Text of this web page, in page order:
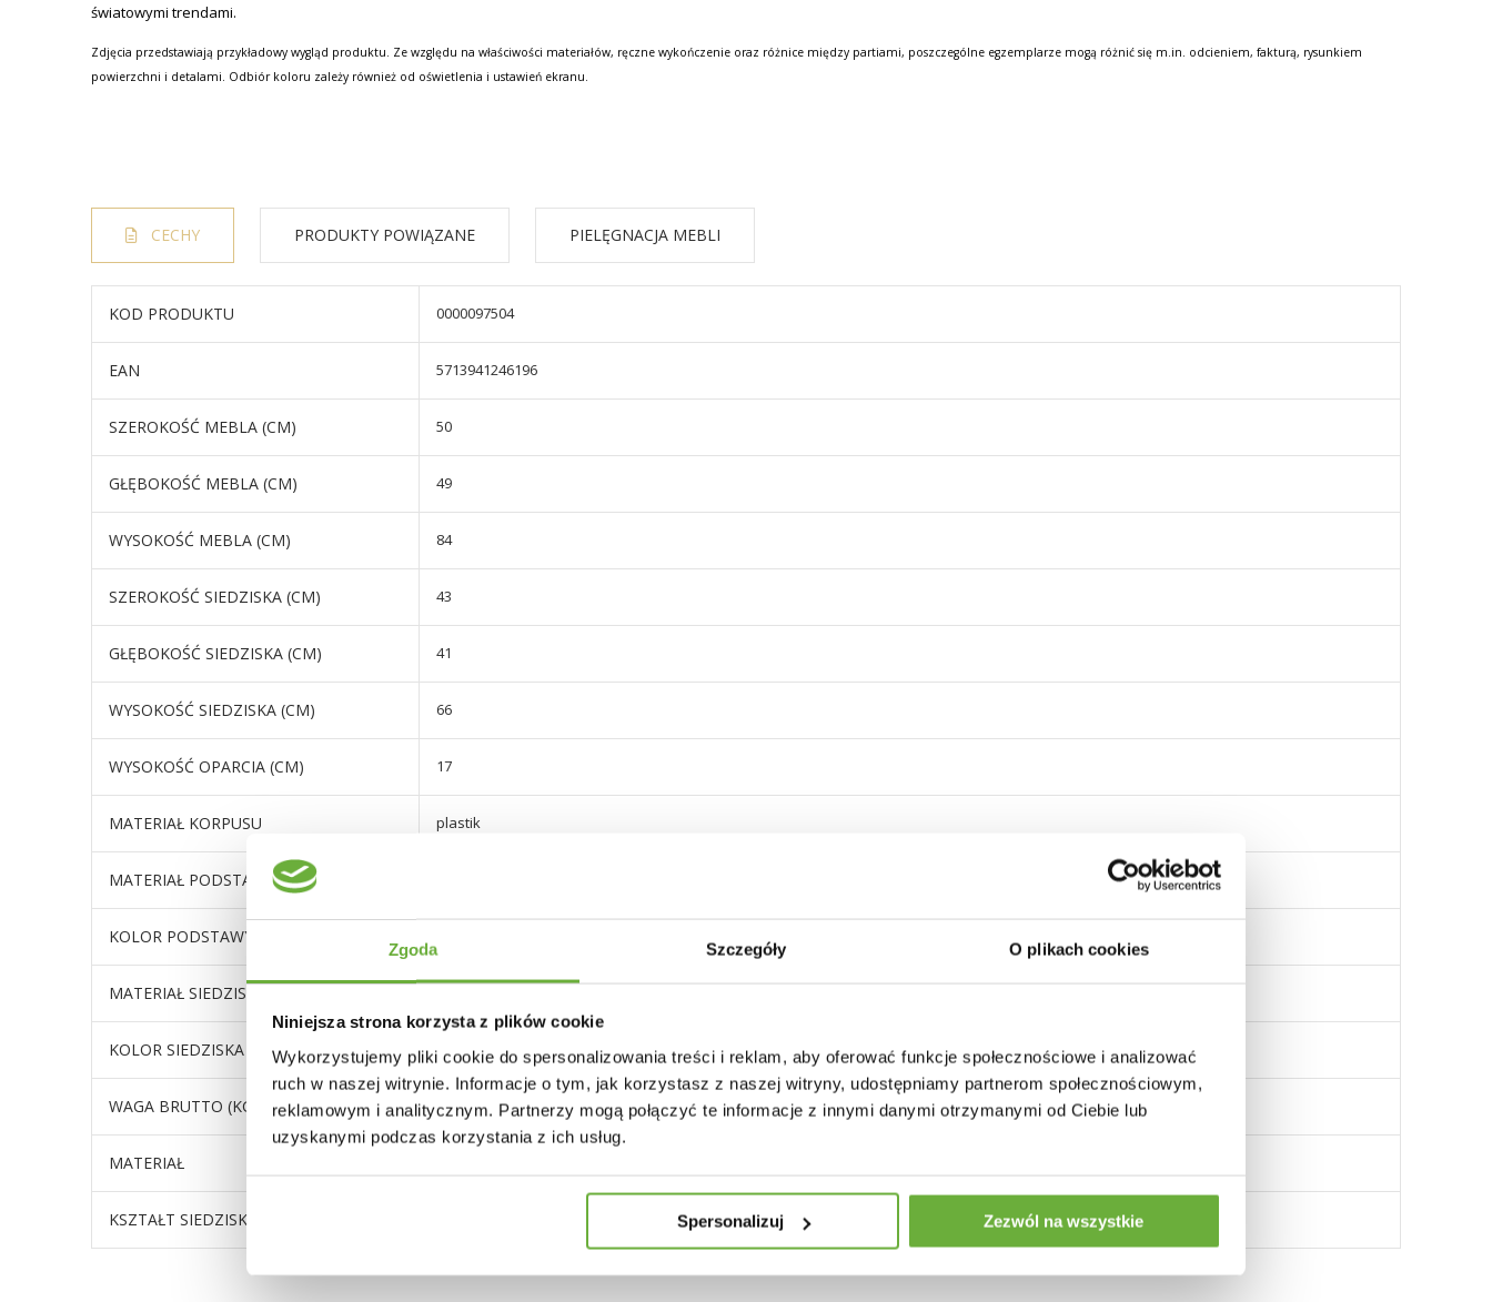
Zgoda Szczegóły O plikach cookies
Niniejsza strona korzysta z plików cookie
Wykorzystujemy pliki cookie do spersonalizowania treści i reklam, aby oferować funkcje społecznościowe i analizować
ruch w naszej witrynie. Informacje o tym, jak korzystasz z naszej witryny, udostępniamy partnerom społecznościowym,
reklamowym i analitycznym. Partnerzy mogą połączyć te informacje z innymi danymi otrzymanymi od Ciebie lub
uzyskanymi podczas korzystania z ich usług.
Spersonalizuj Zezwól na wszystkie
światowymi trendami.
Zdjęcia przedstawiają przykładowy wygląd produktu. Ze względu na właściwości materiałów, ręczne wykończenie oraz różnice między partiami, poszczególne egzemplarze mogą różnić się m.in. odcieniem, fakturą, rysunkiem
powierzchni i detalami. Odbiór koloru zależy również od oświetlenia i ustawień ekranu.
CECHY PRODUKTY POWIĄZANE PIELĘGNACJA MEBLI
KOD PRODUKTU 0000097504
EAN 5713941246196
SZEROKOŚĆ MEBLA (CM) 50
GŁĘBOKOŚĆ MEBLA (CM) 49
WYSOKOŚĆ MEBLA (CM) 84
SZEROKOŚĆ SIEDZISKA (CM) 43
GŁĘBOKOŚĆ SIEDZISKA (CM) 41
WYSOKOŚĆ SIEDZISKA (CM) 66
WYSOKOŚĆ OPARCIA (CM) 17
MATERIAŁ KORPUSU plastik
MATERIAŁ PODSTAWY
KOLOR PODSTAWY
MATERIAŁ SIEDZISKA
KOLOR SIEDZISKA odcienie czerni
WAGA BRUTTO (KG) 6
MATERIAŁ
KSZTAŁT SIEDZISKA